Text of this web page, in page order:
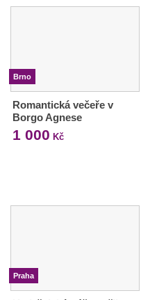
Brno
Romantická večeře v
Borgo Agnese
1 000 Kč
Praha